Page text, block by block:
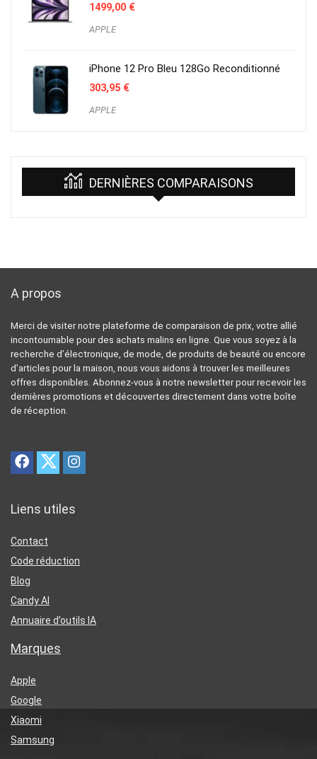
1499,00 €
APPLE
iPhone 12 Pro Bleu 128Go Reconditionné
303,95 €
APPLE
DERNIÈRES COMPARAISONS
A propos
Merci de visiter notre plateforme de comparaison de prix, votre allié
incontournable pour des achats malins en ligne. Que vous soyez à la
recherche d’électronique, de mode, de produits de beauté ou encore
d’articles pour la maison, nous vous aidons à trouver les meilleures
offres disponibles. Abonnez-vous à notre newsletter pour recevoir les
dernières promotions et découvertes directement dans votre boîte
de réception.
Liens utiles
Contact
Code réduction
Blog
Candy AI
Annuaire d’outils IA
Marques
Apple
Google
Xiaomi
Samsung